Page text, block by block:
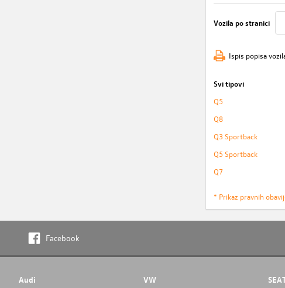
Vozila po stranici
Ispis popisa
Svi tipovi
Q5
Q8
Q3 Sportback
Q5 Sportback
Q7
* Prikaz pravnih
Facebook
Audi VW